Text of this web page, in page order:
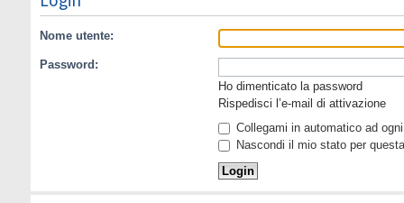
Nome utente:
Password:
Ho dimenticato la password
Rispedisci l’e-mail di attivazione
Collegami in automatico ad
Nascondi il mio stato per